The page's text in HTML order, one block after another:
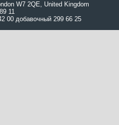
W7 2QE, United Kingdom
11
00 добавочный 299 66 25